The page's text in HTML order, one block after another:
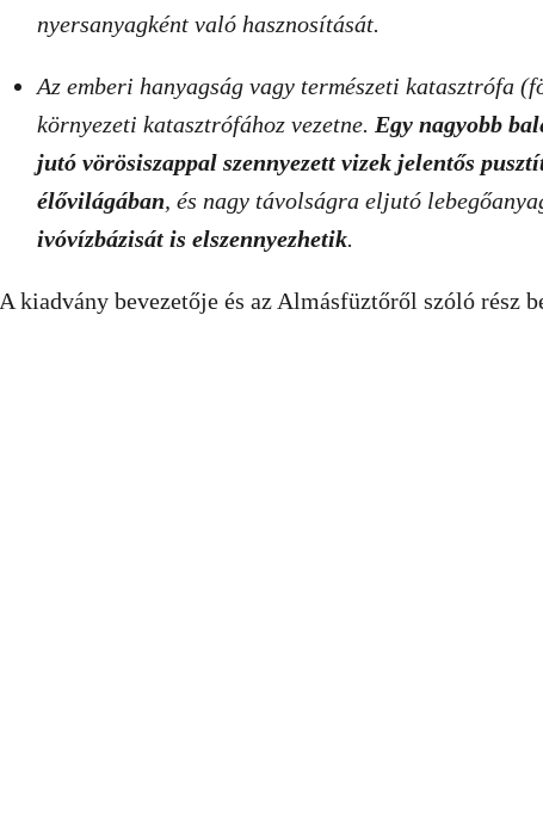
nyersanyagként való hasznosítását.
Az emberi hanyagság vagy természeti katasztrófa
környezeti katasztrófához vezetne. Egy nagyobb
jutó vörösiszappal szennyezett vizek jelentős
élővilágában, és nagy távolságra eljutó
ivóvízbázisát is elszennyezhetik.
A kiadvány bevezetője és az Almásfüztőről szóló rész